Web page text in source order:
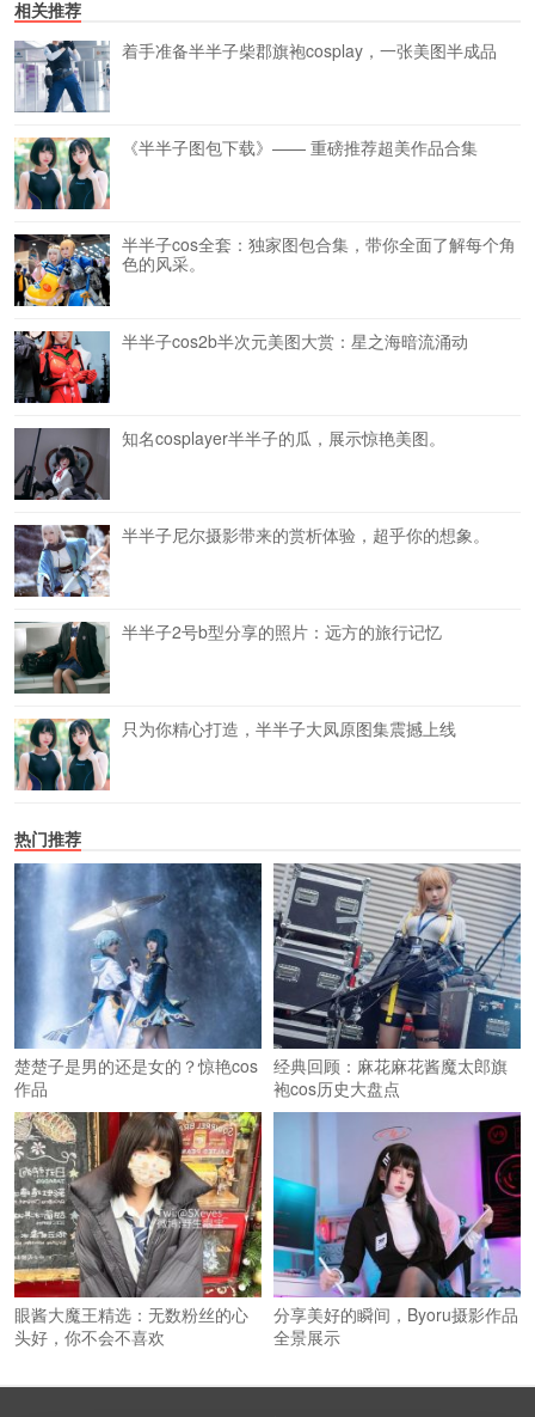
相关推荐
着手准备半半子柴郡旗袍cosplay，一张美图半成品
《半半子图包下载》—— 重磅推荐超美作品合集
半半子cos全套：独家图包合集，带你全面了解每个角
色的风采。
半半子cos2b半次元美图大赏：星之海暗流涌动
知名cosplayer半半子的瓜，展示惊艳美图。
半半子尼尔摄影带来的赏析体验，超乎你的想象。
半半子2号b型分享的照片：远方的旅行记忆
只为你精心打造，半半子大凤原图集震撼上线
热门推荐
楚楚子是男的还是女的？惊艳cos
作品
经典回顾：麻花麻花酱魔太郎旗
袍cos历史大盘点
眼酱大魔王精选：无数粉丝的心
头好，你不会不喜欢
分享美好的瞬间，Byoru摄影作品
全景展示